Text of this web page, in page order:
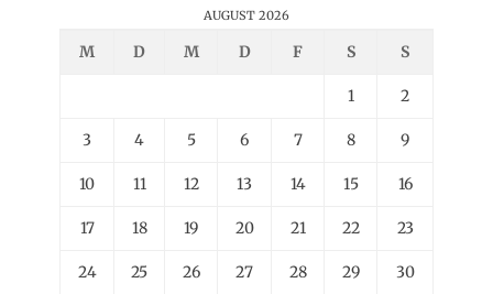
AUGUST 2026
M D M D F S S
1 2
3 4 5 6 7 8 9
10 11 12 13 14 15 16
17 18 19 20 21 22 23
24 25 26 27 28 29 30